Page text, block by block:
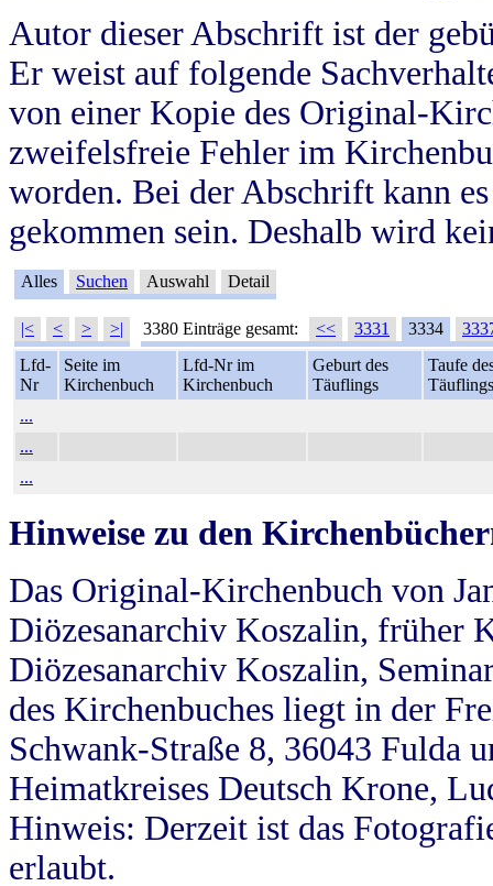
Autor dieser Abschrift ist der
Er weist auf folgende
von einer Kopie des Original-
zweifelsfreie Fehler im
worden. Bei der Abschrift kann
gekommen sein. Deshalb wird
Alles Suchen Auswahl Detail
|< < > >| 3380 Einträge gesamt: << 3331 3334
Lfd-
Nr
Seite im
Kirchenbuch
Lfd-Nr im
Kirchenbuch
Geburt des
Täuflings
Taufe
Täuflings
...
...
...
Hinweise zu den
Das Original-Kirchenbuch von
Diözesanarchiv Koszalin, früher
Diözesanarchiv Koszalin,
des Kirchenbuches liegt in der
Schwank-Straße 8, 36043 Fulda
Heimatkreises Deutsch Krone,
Hinweis: Derzeit ist das
erlaubt.